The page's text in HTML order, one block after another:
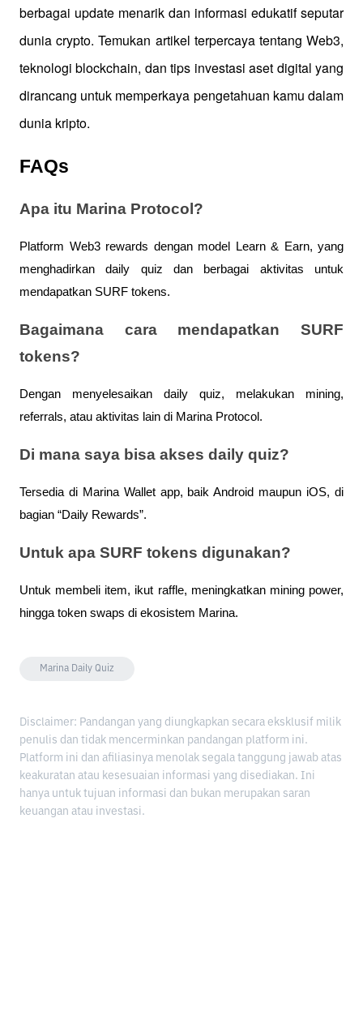
berbagai update menarik dan informasi edukatif seputar
dunia crypto. Temukan artikel terpercaya tentang Web3,
teknologi blockchain, dan tips investasi aset digital yang
dirancang untuk memperkaya pengetahuan kamu dalam
dunia kripto.
FAQs
Apa itu Marina Protocol?
Platform Web3 rewards dengan model Learn & Earn, yang
menghadirkan daily quiz dan berbagai aktivitas untuk
mendapatkan SURF tokens.
Bagaimana cara mendapatkan SURF
tokens?
Dengan menyelesaikan daily quiz, melakukan mining,
referrals, atau aktivitas lain di Marina Protocol.
Di mana saya bisa akses daily quiz?
Tersedia di Marina Wallet app, baik Android maupun iOS, di
bagian “Daily Rewards”.
Untuk apa SURF tokens digunakan?
Untuk membeli item, ikut raffle, meningkatkan mining power,
hingga token swaps di ekosistem Marina.
Marina Daily Quiz
Disclaimer: Pandangan yang diungkapkan secara eksklusif milik
penulis dan tidak mencerminkan pandangan platform ini.
Platform ini dan afiliasinya menolak segala tanggung jawab atas
keakuratan atau kesesuaian informasi yang disediakan. Ini
hanya untuk tujuan informasi dan bukan merupakan saran
keuangan atau investasi.